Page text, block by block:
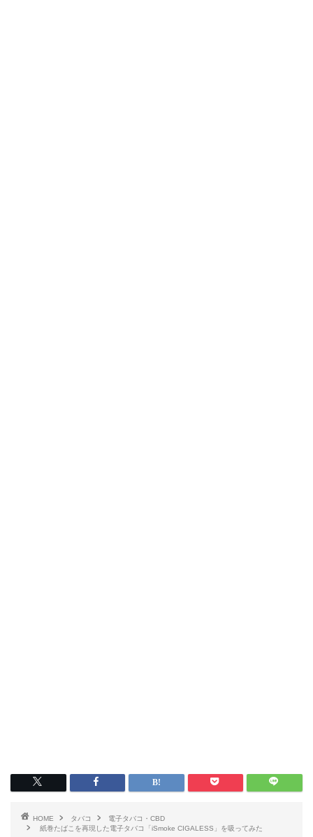
HOME タバコ
電子タバコ・CBD
紙巻たばこを再現した電子タバコ「iSmoke CIGALESS」を吸ってみた